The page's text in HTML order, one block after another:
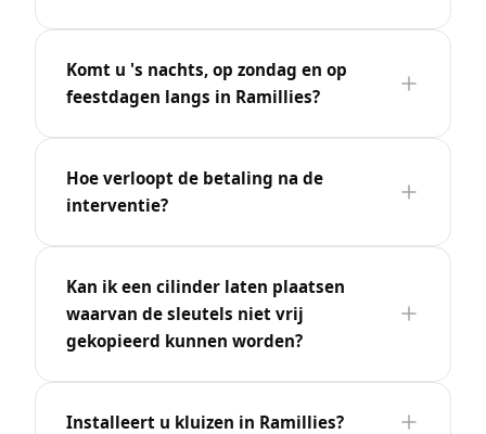
Komt u 's nachts, op zondag en op
feestdagen langs in Ramillies?
Hoe verloopt de betaling na de
interventie?
Kan ik een cilinder laten plaatsen
waarvan de sleutels niet vrij
gekopieerd kunnen worden?
Installeert u kluizen in Ramillies?